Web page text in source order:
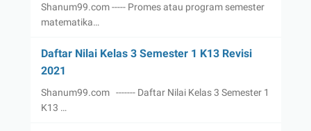
Shanum99.com ----- Promes atau program semester
matematika…
Daftar Nilai Kelas 3 Semester 1 K13 Revisi
2021
Shanum99.com ------- Daftar Nilai Kelas 3 Semester 1
K13 …